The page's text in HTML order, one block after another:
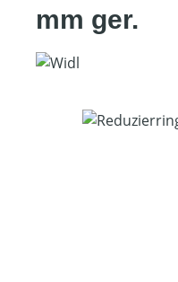
mm ger.
Bildergalerie